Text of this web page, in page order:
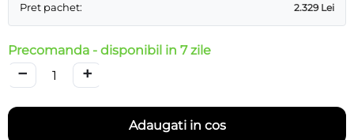
Pret pachet: 2.329Lei
Precomanda - disponibil in 7 zile
+
−
Adaugati in cos